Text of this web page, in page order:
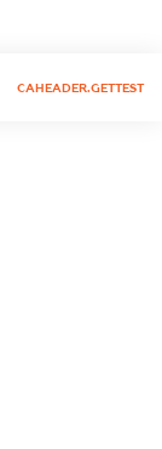
CAHEADER.GETTEST